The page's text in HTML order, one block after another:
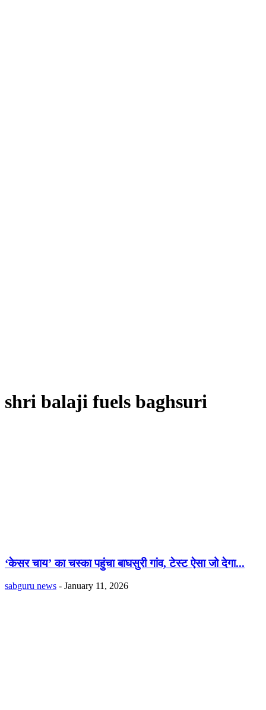
shri balaji fuels baghsuri
‘केसर चाय’ का चस्का पहुंचा बाघसुरी गांव, टेस्ट ऐसा जो देगा...
sabguru news - January 11, 2026